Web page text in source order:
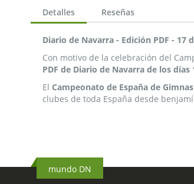
Detalles
Diario de Navarra - Edición PDF - 17
Con motivo de la celebración del
PDF de Diario de Navarra de los
El Campeonato de España de
clubes de toda España desde
Reseñas
mundo DN